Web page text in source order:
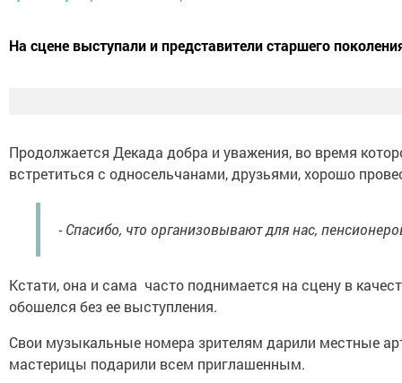
На сцене выступали и представители старшего
Продолжается Декада добра и уважения, во время
встретиться с односельчанами, друзьями, хорошо
- Спасибо, что организовывают для нас,
Кстати, она и сама часто поднимается на сцену в
обошелся без ее выступления.
Свои музыкальные номера зрителям дарили местные
мастерицы подарили всем приглашенным.